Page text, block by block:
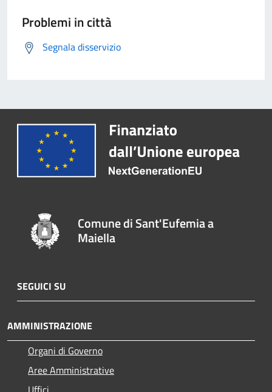
Problemi in città
Segnala disservizio
Comune di Sant'Eufemia a
Maiella
SEGUICI SU
AMMINISTRAZIONE
Organi di Governo
Aree Amministrative